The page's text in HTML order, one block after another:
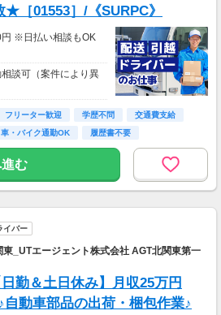
［01553］/《SURPC》
※日払い相談もOK
談可（案件により異
フリーター歓迎 学歴不問
交通費支給
車・バイク通勤OK 履歴書不要
む
イバー
_UTエージェント株式会社 AGT北関東第一
勤＆土日休み】月収25万円
動車部品の出荷・梱包作業♪